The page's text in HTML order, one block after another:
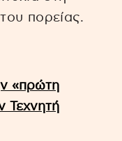
πορείας.
«πρώτη
Τεχνητή